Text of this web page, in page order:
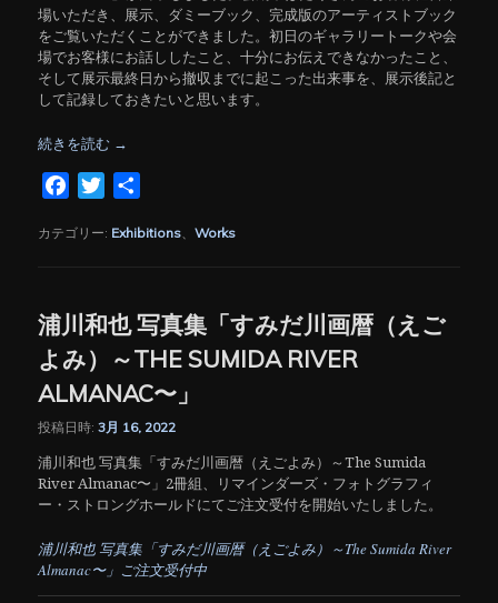
場いただき、展示、ダミーブック、完成版のアーティストブック
をご覧いただくことができました。初日のギャラリートークや会
場でお客様にお話ししたこと、十分にお伝えできなかったこと、
そして展示最終日から撤収までに起こった出来事を、展示後記と
して記録しておきたいと思います。
続きを読む →
FacebookTwitter
カテゴリー: Exhibitions 、Works
浦川和也 写真集「すみだ川画暦（えご
よみ）～THE SUMIDA RIVER
ALMANAC〜」
投稿日時:3月 16, 2022
浦川和也 写真集「すみだ川画暦（えごよみ）～The Sumida
River Almanac〜」2冊組、リマインダーズ・フォトグラフィ
ー・ストロングホールドにてご注文受付を開始いたしました。
浦川和也 写真集「すみだ川画暦（えごよみ）～The Sumida River
Almanac〜」ご注文受付中